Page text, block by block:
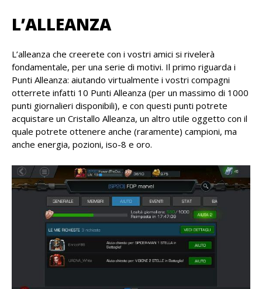
L’ALLEANZA
L’alleanza che creerete con i vostri amici si rivelerà
fondamentale, per una serie di motivi. Il primo riguarda i
Punti Alleanza: aiutando virtualmente i vostri compagni
otterrete infatti 10 Punti Alleanza (per un massimo di 1000
punti giornalieri disponibili), e con questi punti potrete
acquistare un Cristallo Alleanza, un altro utile oggetto con il
quale potrete ottenere anche (raramente) campioni, ma
anche energia, pozioni, iso-8 e oro.